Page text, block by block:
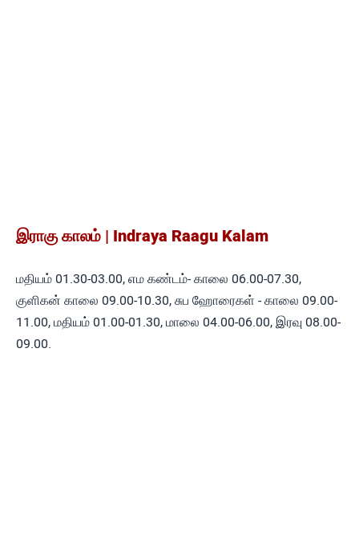
இராகு காலம் | Indraya Raagu Kalam
மதியம் 01.30-03.00, எம கண்டம்- காலை 06.00-07.30,
குளிகன் காலை 09.00-10.30, சுப ஹோரைகள் - காலை 09.00-
11.00, மதியம் 01.00-01.30, மாலை 04.00-06.00, இரவு 08.00-
09.00.